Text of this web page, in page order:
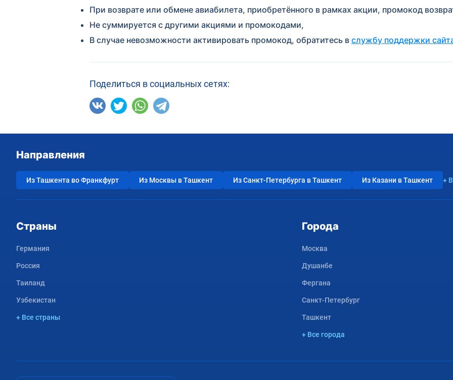
При возврате или обмене авиабилета, приобретённого в рамках акции, промокод
Не суммируется с другими акциями и промокодами,
В случае невозможности активировать промокод, обратитесь в службу поддержки
Поделиться в социальных сетях:
Направления
Из Ташкента во Франкфурт Из Москвы в Ташкент Из Санкт-Петербурга в Ташкент Из Казани в Ташкент +
Страны
Германия
Россия
Таиланд
Узбекистан
+ Все страны
Города
Москва
Душанбе
Фергана
Санкт-Петербург
Ташкент
+ Все города